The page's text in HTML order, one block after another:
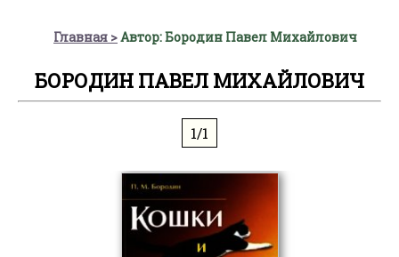
Главная Автор: Бородин Павел Михайлович
БОРОДИН ПАВЕЛ МИХАЙЛОВИЧ
1/1